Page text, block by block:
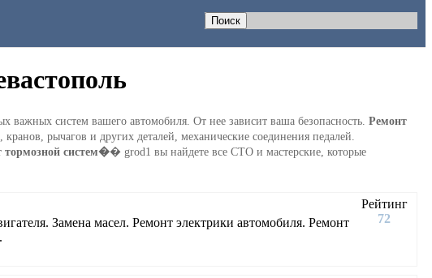
систем вашего автомобиля. От нее зависит ваша безопасность. Ремонт
рычагов и других деталей, механические соединения педалей.
тормозной систем�� grod1 вы найдете все СТО и мастерские, которые
Рейтинг
72
Замена масел. Ремонт электрики автомобиля. Ремонт